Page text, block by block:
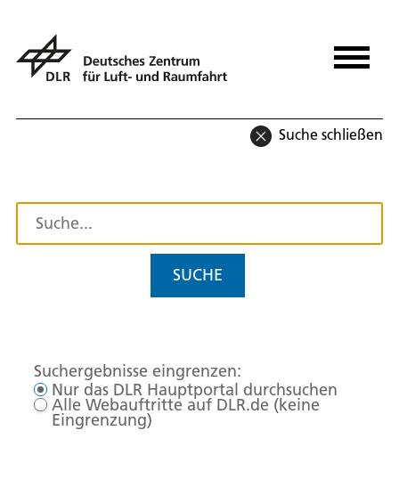
Suche schließen
SUCHE
Suchergebnisse eingrenzen:
Nur das DLR Hauptportal durchsuchen
Alle Webauftritte auf DLR.de (keine
Eingrenzung)